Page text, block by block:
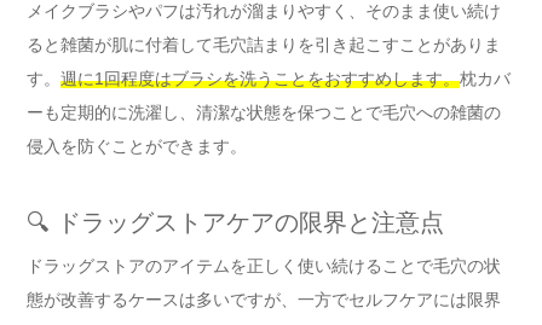
メイクブラシやパフは汚れが溜まりやすく、そのまま使い続け
ると雑菌が肌に付着して毛穴詰まりを引き起こすことがありま
す。 週に1回程度はブラシを洗うことをおすすめします。枕カバ
ーも定期的に洗濯し、清潔な状態を保つことで毛穴への雑菌の
侵入を防ぐことができます。
🔍 ドラッグストアケアの限界と注意点
ドラッグストアのアイテムを正しく使い続けることで毛穴の状
態が改善するケースは多いですが、一方でセルフケアには限界